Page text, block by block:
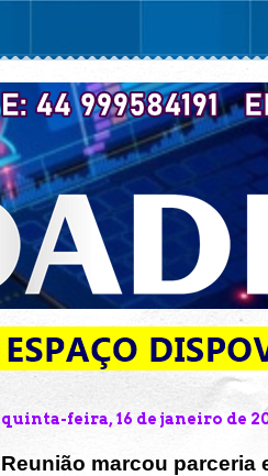
quinta-feira, 16 de janeiro de
Reunião marcou parceria